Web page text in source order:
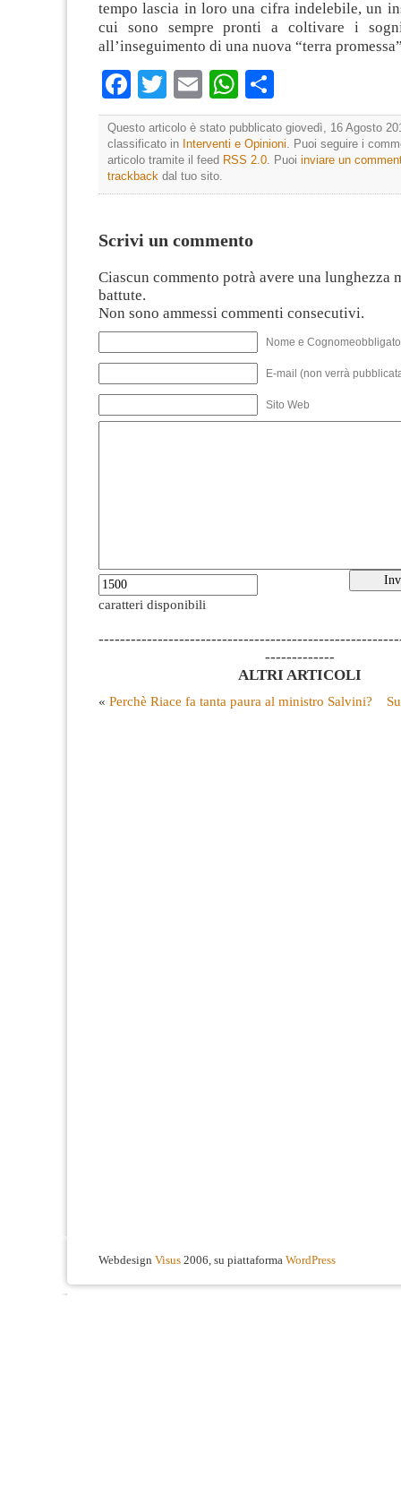
tempo lascia in loro una cifra indelebile, un
cui sono sempre pronti a coltivare i
all’inseguimento di una nuova “terra
Facebook
TwitterEmailWhatsApp
Questo articolo è stato pubblicato giovedì, 16 Agosto
classificato in Interventi e Opinioni. Puoi seguire i
articolo tramite il feed RSS 2.0. Puoi inviare un
trackback dal tuo sito.
Scrivi un commento
Ciascun commento potrà avere una lunghezza
battute.
Non sono ammessi commenti consecutivi.
Nome e
E-mail (non verrà
Sito Web
caratteri disponibili
-------------
ALTRI ARTICOLI
« Perchè Riace fa tanta paura al ministro Salvini?
Webdesign Visus 2006, su piattaforma WordPress